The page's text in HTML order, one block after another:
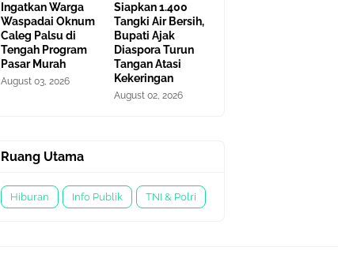
Ingatkan Warga
Waspadai Oknum
Caleg Palsu di
Tengah Program
Pasar Murah
August 03, 2026
Siapkan 1.400
Tangki Air Bersih,
Bupati Ajak
Diaspora Turun
Tangan Atasi
Kekeringan
August 02, 2026
Ruang Utama
Hiburan Info Publik TNI & Polri